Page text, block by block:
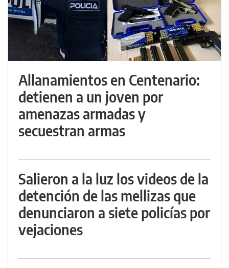
Allanamientos en Centenario:
detienen a un joven por
amenazas armadas y
secuestran armas
Salieron a la luz los videos de la
detención de las mellizas que
denunciaron a siete policías por
vejaciones